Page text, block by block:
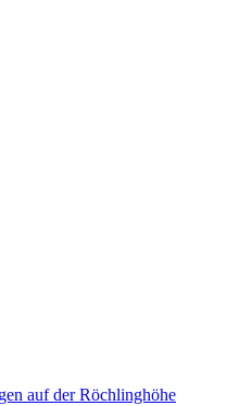
auf der Röchlinghöhe